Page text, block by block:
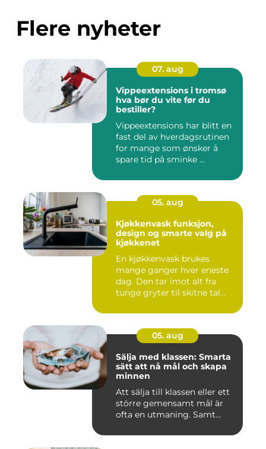
Flere nyheter
07. aug
Vippeextensions i tromsø
hva bør du vite før du
bestiller?
Vippeextensions har blitt en
fast del av hverdagsrutinen
for mange som ønsker å
spare tid på sminke ...
05. aug
Kjøkkenvask funksjon,
design og smarte valg på
kjøkkenet
En kjøkkenvask brukes
mange ganger hver eneste
dag. Den tar imot alt fra
tunge gryter til skitne tal...
05. aug
Sälja med klassen: Smarta
sätt att nå mål och skapa
minnen
Att sälja till klassen eller ett
större gemensamt mål är
ofta en utmaning. Samt...